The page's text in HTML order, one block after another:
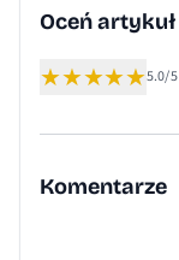
uczciwość
osoba, która
Oceń artykuł
★★★★★5.0/5
Komentarze